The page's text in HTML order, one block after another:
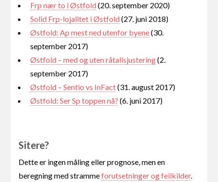
Frp nær to i Østfold(20. september 2020)
Solid Frp-lojalitet i Østfold(27. juni 2018)
Østfold: Ap mest ned utenfor byene(30.
september 2017)
Østfold – med og uten råtallsjustering(2.
september 2017)
Østfold – Sentio vs InFact(31. august 2017)
Østfold: Ser Sp toppen nå? (6. juni 2017)
Sitere?
Dette er ingen måling eller prognose, men en
beregning med strammeforutsetninger og feilkilder.